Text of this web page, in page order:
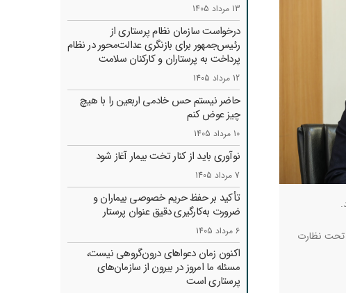
تحت نظارت
13 مرداد 1405
درخواست سازمان نظام پرستاری از
رئیس‌جمهور برای بازنگری عدالت‌محور در نظام
پرداخت به پرستاران و کارکنان سلامت
12 مرداد 1405
حاضر نیستم حس خادمی اربعین را با هیچ
چیز عوض کنم
10 مرداد 1405
نوآوری باید از کنار تخت بیمار آغاز شود
7 مرداد 1405
تأکید بر حفظ حریم خصوصی بیماران و
ضرورت به‌کارگیری دقیق عنوان پرستار
6 مرداد 1405
اکنون زمان دعواهای درون‌گروهی نیست،
مسئله ما امروز در بیرون از سازمان‌های
پرستاری است